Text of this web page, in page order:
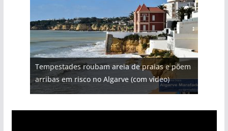
Tempestades roubam areia de praias e põem
arribas em risco no Algarve (com vídeo)
Projeto milionário: investimento de 108
milhões de euros na construção de dois
hotéis (com vídeo)
Milagre da água. Fontes emblemáticas do
Algarve voltam a ter vida (com vídeo)
Tapas do mar a 3 euros cada. Nova rota
gastronómica nasce no Algarve
Foto do dia: uma cidade algarvia que cresceu
entre redes e fábricas